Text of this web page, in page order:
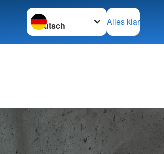
Sprache wechseln zu
Alles klar